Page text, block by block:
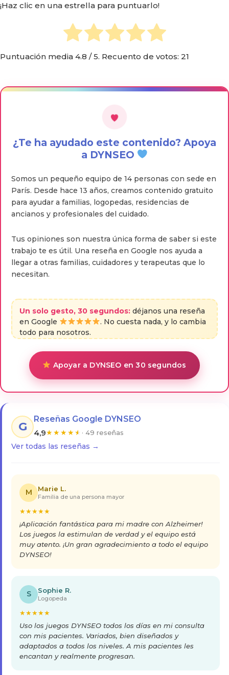
¡Haz clic en una estrella para puntuarlo!
Puntuación media 4.8 / 5. Recuento de votos: 21
¿Te ha ayudado este contenido? Apoya
a DYNSEO
Somos un pequeño equipo de 14 personas con sede en
París. Desde hace 13 años, creamos contenido gratuito
para ayudar a familias, logopedas, residencias de
ancianos y profesionales del cuidado.
Tus opiniones son nuestra única forma de saber si este
trabajo te es útil. Una reseña en Google nos ayuda a
llegar a otras familias, cuidadores y terapeutas que lo
necesitan.
Un solo gesto, 30 segundos: déjanos una reseña
en Google
. No cuesta nada, y lo cambia
todo para nosotros.
Apoyar a DYNSEO en 30 segundos
G
Reseñas Google DYNSEO
4,9★★★★★ · 49 reseñas
Ver todas las reseñas →
M Marie L.
Familia de una persona mayor
★★★★★
¡Aplicación fantástica para mi madre con Alzheimer!
Los juegos la estimulan de verdad y el equipo está
muy atento. ¡Un gran agradecimiento a todo el equipo
DYNSEO!
S Sophie R.
Logopeda
★★★★★
Uso los juegos DYNSEO todos los días en mi consulta
con mis pacientes. Variados, bien diseñados y
adaptados a todos los niveles. A mis pacientes les
encantan y realmente progresan.